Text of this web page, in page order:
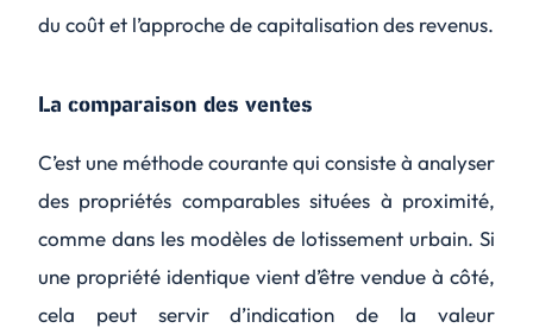
du coût et l’approche de capitalisation des revenus.
La comparaison des ventes
C’est une méthode courante qui consiste à analyser
des propriétés comparables situées à proximité,
comme dans les modèles de lotissement urbain. Si
une propriété identique vient d’être vendue à côté,
cela peut servir d’indication de la valeur